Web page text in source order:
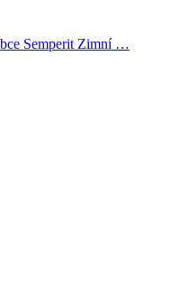
Semperit Zimní …